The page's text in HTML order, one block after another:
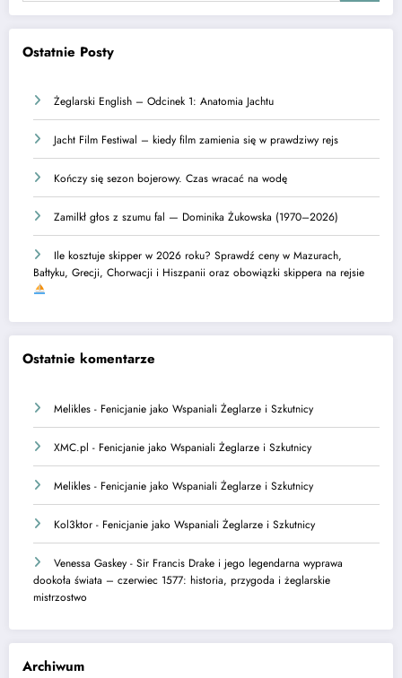
Ostatnie Posty
Żeglarski English – Odcinek 1: Anatomia Jachtu
Jacht Film Festiwal – kiedy film zamienia się w prawdziwy rejs
Kończy się sezon bojerowy. Czas wracać na wodę
Zamilkł głos z szumu fal — Dominika Żukowska (1970–2026)
Ile kosztuje skipper w 2026 roku? Sprawdź ceny w Mazurach,
Bałtyku, Grecji, Chorwacji i Hiszpanii oraz obowiązki skippera na rejsie
Ostatnie komentarze
Melikles - Fenicjanie jako Wspaniali Żeglarze i Szkutnicy
XMC.pl - Fenicjanie jako Wspaniali Żeglarze i Szkutnicy
Melikles - Fenicjanie jako Wspaniali Żeglarze i Szkutnicy
Kol3ktor - Fenicjanie jako Wspaniali Żeglarze i Szkutnicy
Venessa Gaskey - Sir Francis Drake i jego legendarna wyprawa
dookoła świata – czerwiec 1577: historia, przygoda i żeglarskie
mistrzostwo
Archiwum